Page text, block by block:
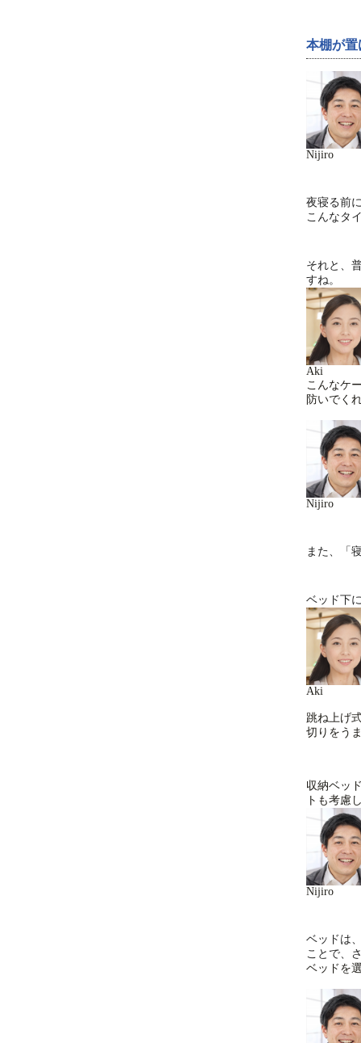
本棚が
Nijiro
夜寝る前
こんなタ
それと、
すね。
Aki
こんなケ
防いでく
Nijiro
また、「
ベッド下
Aki
跳ね上げ
切りをう
収納ベッ
トも考慮
Nijiro
ベッドは
ことで、
ベッドを